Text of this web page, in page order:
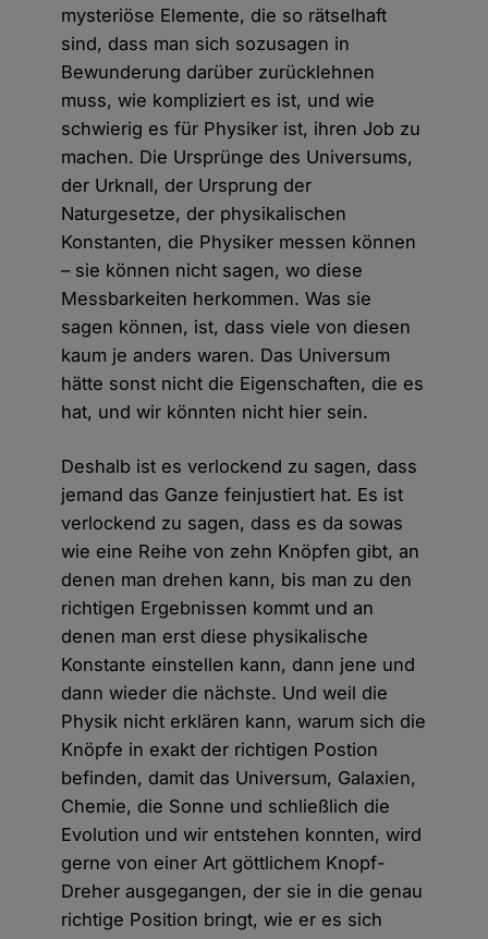
mysteriöse Elemente, die so rätselhaft
sind, dass man sich sozusagen in
Bewunderung darüber zurücklehnen
muss, wie kompliziert es ist, und wie
schwierig es für Physiker ist, ihren Job zu
machen. Die Ursprünge des Universums,
der Urknall, der Ursprung der
Naturgesetze, der physikalischen
Konstanten, die Physiker messen können
– sie können nicht sagen, wo diese
Messbarkeiten herkommen. Was sie
sagen können, ist, dass viele von diesen
kaum je anders waren. Das Universum
hätte sonst nicht die Eigenschaften, die es
hat, und wir könnten nicht hier sein.
Deshalb ist es verlockend zu sagen, dass
jemand das Ganze feinjustiert hat. Es ist
verlockend zu sagen, dass es da sowas
wie eine Reihe von zehn Knöpfen gibt, an
denen man drehen kann, bis man zu den
richtigen Ergebnissen kommt und an
denen man erst diese physikalische
Konstante einstellen kann, dann jene und
dann wieder die nächste. Und weil die
Physik nicht erklären kann, warum sich die
Knöpfe in exakt der richtigen Postion
befinden, damit das Universum, Galaxien,
Chemie, die Sonne und schließlich die
Evolution und wir entstehen konnten, wird
gerne von einer Art göttlichem Knopf-
Dreher ausgegangen, der sie in die genau
richtige Position bringt, wie er es sich